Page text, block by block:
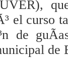
el curso
de
de